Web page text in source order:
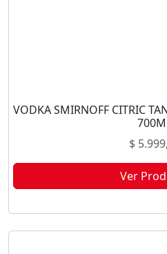
VODKA SMIRNOFF CITRIC
$
Ver